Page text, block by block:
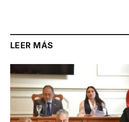
LEER MÁS